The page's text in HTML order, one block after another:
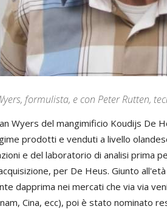
formulista, e con Peter Rutten,
Wyers del mangimificio Koudijs De
prodotti e venduti a livello
e del laboratorio di analisi prima
per De Heus. Giunto
dapprima nei mercati che via via
Cina, ecc), poi è stato nominato